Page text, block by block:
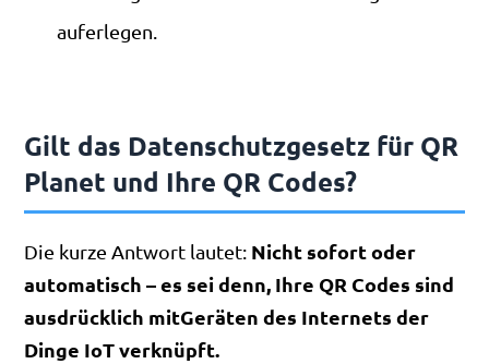
auferlegen.
Gilt das Datenschutzgesetz für QR
Planet und Ihre QR Codes?
Die kurze Antwort lautet: Nicht sofort oder
automatisch – es sei denn, Ihre QR Codes sind
ausdrücklich mitGeräten des Internets der
Dinge IoT verknüpft.